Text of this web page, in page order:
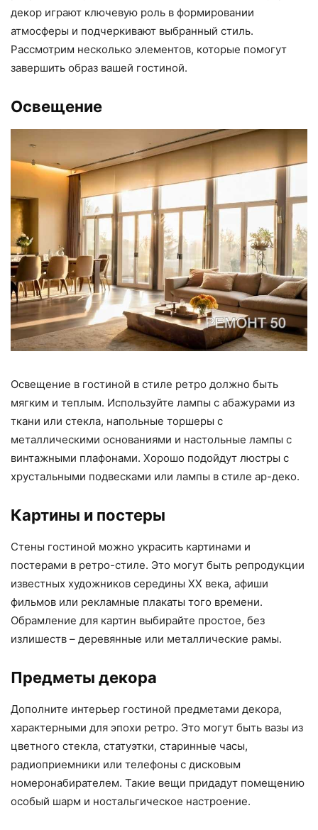
декор играют ключевую роль в формировании
атмосферы и подчеркивают выбранный стиль.
Рассмотрим несколько элементов, которые помогут
завершить образ вашей гостиной.
Освещение
Освещение в гостиной в стиле ретро должно быть
мягким и теплым. Используйте лампы с абажурами из
ткани или стекла, напольные торшеры с
металлическими основаниями и настольные лампы с
винтажными плафонами. Хорошо подойдут люстры с
хрустальными подвесками или лампы в стиле ар-деко.
Картины и постеры
Стены гостиной можно украсить картинами и
постерами в ретро-стиле. Это могут быть репродукции
известных художников середины XX века, афиши
фильмов или рекламные плакаты того времени.
Обрамление для картин выбирайте простое, без
излишеств – деревянные или металлические рамы.
Предметы декора
Дополните интерьер гостиной предметами декора,
характерными для эпохи ретро. Это могут быть вазы из
цветного стекла, статуэтки, старинные часы,
радиоприемники или телефоны с дисковым
номеронабирателем. Такие вещи придадут помещению
особый шарм и ностальгическое настроение.